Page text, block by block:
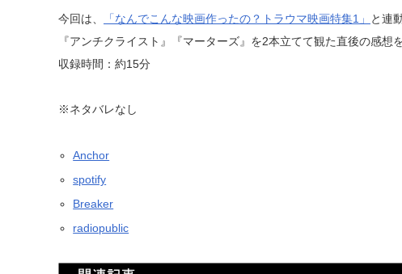
今回は、 「なんでこんな映画作ったの？トラウマ映画特集1」
と連
『アンチクライスト』『マーターズ』を2本立てて観た直後の感想
収録時間：約15分
※ネタバレなし
Anchor
spotify
Breaker
radiopublic